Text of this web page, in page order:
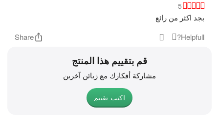
5
بجد اكثر من رائع
Helpfull?
Share
قم بتقييم هذا المنتج
مشاركة أفكارك مع زبائن آخرين
اكتب تقييم